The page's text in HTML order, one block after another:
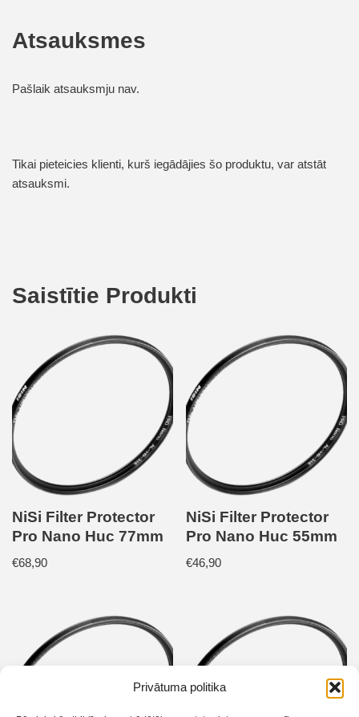
Privātuma politika
Atsauksmes
Pašlaik atsauksmju nav.
Tikai pieteicies klienti, kurš iegādājies šo produktu, var atstāt
atsauksmi.
Saistītie Produkti
NiSi Filter Protector
Pro Nano Huc 77mm
€68,90
NiSi Filter Protector
Pro Nano Huc 55mm
€46,90